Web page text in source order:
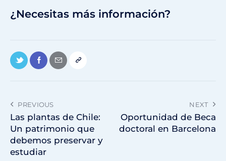
¿Necesitas más información?
PREVIOUS
Las plantas de Chile:
Un patrimonio que
debemos preservar y
estudiar
NEXT
Oportunidad de Beca
doctoral en Barcelona